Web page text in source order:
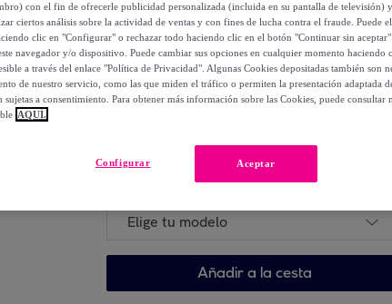
22,95 €
39, €
-41 %
Elige tu modelo
Elige tu modelo
Añadir a la cesta
con el fin de ofrecerle publicidad personalizada (incluida en su pantalla de televisión)
ciertos análisis sobre la actividad de ventas y con fines de lucha contra el fraude. Puede
clic en "Configurar" o rechazar todo haciendo clic en el botón "Continuar sin
navegador y/o dispositivo. Puede cambiar sus opciones en cualquier momento haciendo
a través del enlace "Política de Privacidad". Algunas Cookies depositadas también son
de nuestro servicio, como las que miden el tráfico o permiten la presentación adaptada
sujetas a consentimiento. Para obtener más información sobre las Cookies, puede consultar
AQUÍ.
Aceptar
Configurar